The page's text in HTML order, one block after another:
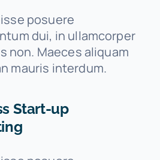
posuere
dui, in ullamcorper
non. Maeces aliquam
mauris interdum.
Start-up